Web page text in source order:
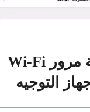
الخيار 2: احصل على كلمة مرور Wi-Fi